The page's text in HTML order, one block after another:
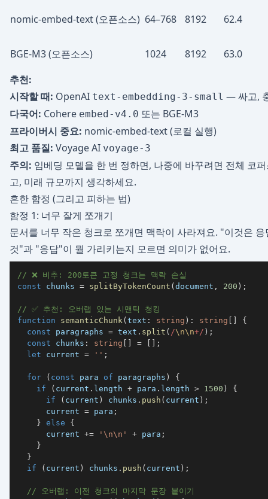
nomic-embed-text (오픈소스) 64–768 8192 62.4
BGE-M3 (오픈소스) 1024 8192
63.0
추천:
시작할 때: OpenAI text-embedding-3-small — 싸고,
다국어: Cohere embed-v4.0 또는 BGE-M3
프라이버시 중요: nomic-embed-text (로컬 실행)
최고 품질: Voyage AI voyage-3
주의: 임베딩 모델을 한 번 정하면, 나중에 바꾸려면 전체 코
고, 미래 규모까지 생각하세요.
흔한 함정 (그리고 피하는 법)
함정 1: 너무 잘게 쪼개기
문서를 너무 작은 청크로 쪼개면 맥락이 사라져요. "이것은
것"과 "응답"이 뭘 가리키는지 모르면 의미가 없어요.
// ❌ 비추: 200토큰 고정 청크는 맥락 손실
const chunks = splitByTokenCount (document , 200 ) ;
// ✅ 추천: 오버랩 있는 시맨틱 청킹
function
semanticChunk (text : string ) : string [ ]
{
const paragraphs = text . split ( /\n\n+/ ) ;
const chunks : string [ ] = [ ] ;
let current = '' ;
for ( const para of paragraphs )
{
if
( current . length + para . length > 1500 )
{
if
( current ) chunks . push ( current ) ;
      current
= para ;
} else
{
      current
+= '\n\n' + para ;
}
}
if
( current ) chunks . push ( current ) ;
// 오버랩: 이전 청크의 마지막 문장 붙이기